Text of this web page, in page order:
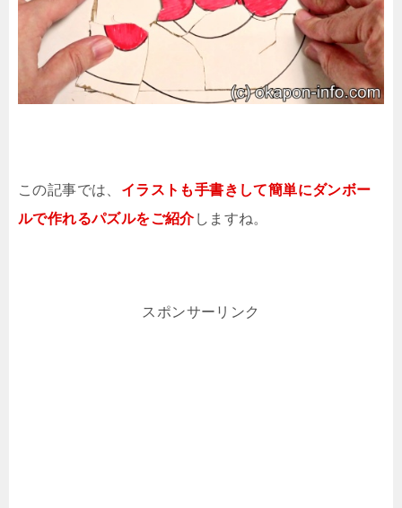
この記事では、 イラストも手書きして簡単にダンボー
ルで作れるパズルをご紹介しますね。
スポンサーリンク